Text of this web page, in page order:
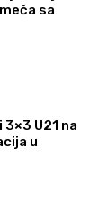
sa
U21 na
u